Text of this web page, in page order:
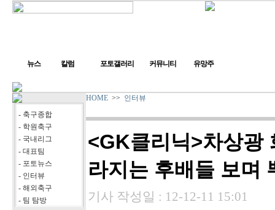
뉴스 칼럼 포토갤러리 커뮤니티 유망주
- 축구종합
- 학원축구
- 국내리그
- 대표팀
- 포토뉴스
- 인터뷰
- 해외축구
- 팀 탐방
HOME >> 인터뷰
<GK클리닉>차상광
라지는 후배들 보며
기사 작성일 : 12-12-11 15:01